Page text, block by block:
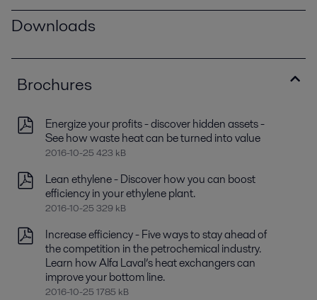
Downloads
Brochures
Energize your profits - discover hidden assets -
See how waste heat can be turned into value
2016-10-25 423 kB
Lean ethylene - Discover how you can boost
efficiency in your ethylene plant.
2016-10-25 329 kB
Increase efficiency - Five ways to stay ahead of
the competition in the petrochemical industry.
Learn how Alfa Laval’s heat exchangers can
improve your bottom line.
2016-10-25 1785 kB